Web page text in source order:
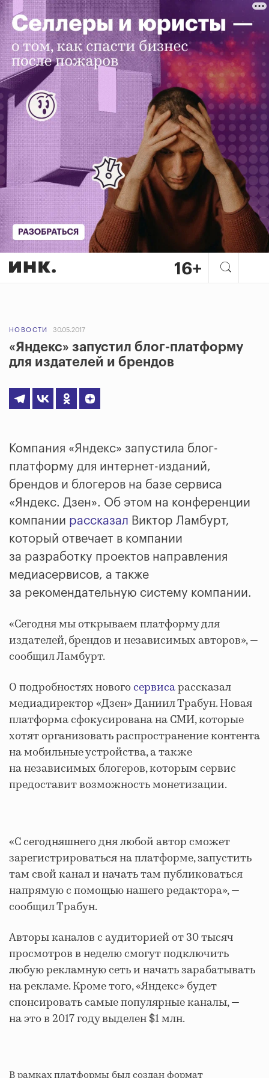
НОВОСТИ 30.05.2017
«Яндекс» запустил блог-платформу
для издателей и брендов
Компания «Яндекс» запустила блог-
платформу для интернет-изданий,
брендов и блогеров на базе сервиса
«Яндекс. Дзен». Об этом на конференции
компании рассказал Виктор Ламбурт,
который отвечает в компании
за разработку проектов направления
медиасервисов, а также
за рекомендательную систему компании.
«Сегодня мы открываем платформу для
издателей, брендов и независимых авторов», —
сообщил Ламбурт.
О подробностях новогосервисарассказал
медиадиректор «Дзен» Даниил Трабун. Новая
платформа сфокусирована на СМИ, которые
хотят организовать распространение контента
на мобильные устройства, а также
на независимых блогеров, которым сервис
предоставит возможность монетизации.
«С сегодняшнего дня любой автор сможет
зарегистрироваться на платформе, запустить
там свой канал и начать там публиковаться
напрямую с помощью нашего редактора», —
сообщил Трабун.
Авторы каналов с аудиторией от 30 тысяч
просмотров в неделю смогут подключить
любую рекламную сеть и начать зарабатывать
на рекламе. Кроме того, «Яндекс» будет
спонсировать самые популярные каналы, —
на это в 2017 году выделен $1 млн.